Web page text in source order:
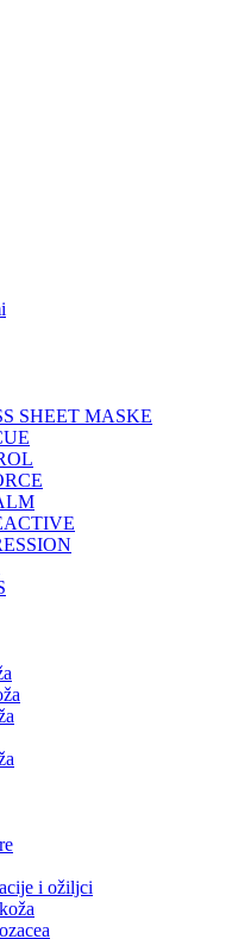
SHEET MASKE
i ožiljci